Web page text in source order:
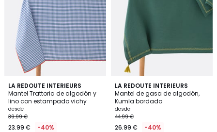
LA REDOUTE INTERIEURS
Mantel Trattoria de algodón y
lino con estampado vichy
desde
39.99 €
23.99 € -40%
4,7
/ 5
4
Colores
LA REDOUTE INTERIEURS
Mantel de gasa de algodón,
Kumla bordado
desde
44.99 €
26.99 € -40%
4,4
/ 5